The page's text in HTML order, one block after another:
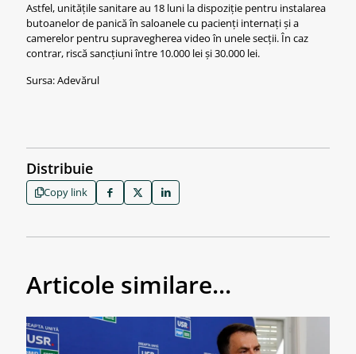
Astfel, unitățile sanitare au 18 luni la dispoziție pentru instalarea
butoanelor de panică în saloanele cu pacienți internați și a
camerelor pentru supravegherea video în unele secții. În caz
contrar, riscă sancțiuni între 10.000 lei și 30.000 lei.
Sursa: Adevărul
Distribuie
Copy link
Articole similare...